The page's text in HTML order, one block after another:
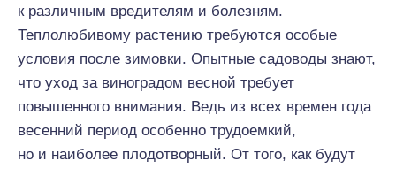
к различным вредителям и болезням.
Теплолюбивому растению требуются особые
условия после зимовки. Опытные садоводы знают,
что уход за виноградом весной требует
повышенного внимания. Ведь из всех времен года
весенний период особенно трудоемкий,
но и наиболее плодотворный. От того, как будут